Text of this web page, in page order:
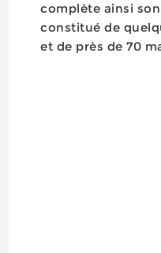
complète ainsi
constitué de
et de près de 70